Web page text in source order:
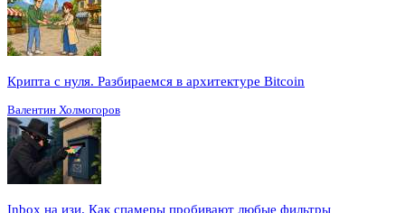
Крипта с нуля. Разбираемся в архитектуре Bitcoin
Валентин Холмогоров
Inbox на изи. Как спамеры пробивают любые фильтры